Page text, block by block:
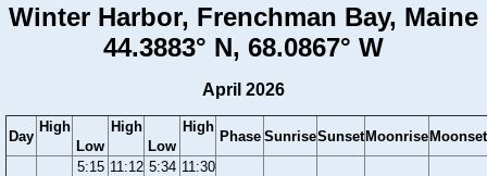
Winter Harbor, Frenchman Bay, Maine
44.3883° N, 68.0867° W
April 2026
Day
High
Low
High
Low
High
Phase SunriseSunsetMoonriseMoonset
5:15 11:12 5:34 11:30